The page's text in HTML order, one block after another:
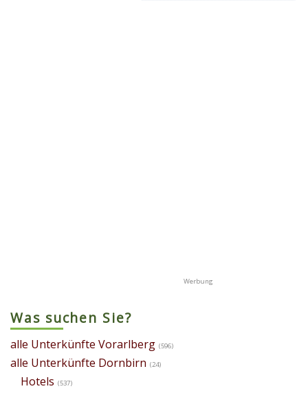
Was suchen Sie?
alle Unterkünfte Vorarlberg (596)
alle Unterkünfte Dornbirn (24)
Hotels (537)